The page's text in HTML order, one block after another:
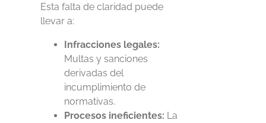
Esta falta de claridad puede
llevar a:
Infracciones legales:
Multas y sanciones
derivadas del
incumplimiento de
normativas.
Procesos ineficientes: La